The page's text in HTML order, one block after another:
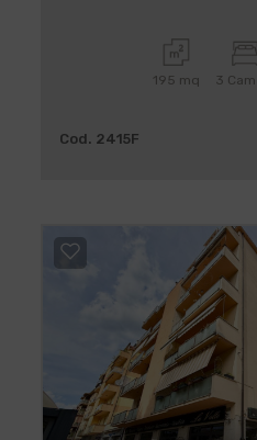
195 mq 3
Cod. 2415F